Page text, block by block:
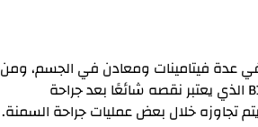
عدة فيتامينات ومعادن في الجسم، ومن
بين الفيتامينات والمعادن الشائعة التي يمكن أن تكون ناقصة، يمكن ذكر فيتامين B12 الذي يعتبر نقصه شائعًا بعد جراحة
تجاوزه خلال بعض عمليات جراحة السمنة.